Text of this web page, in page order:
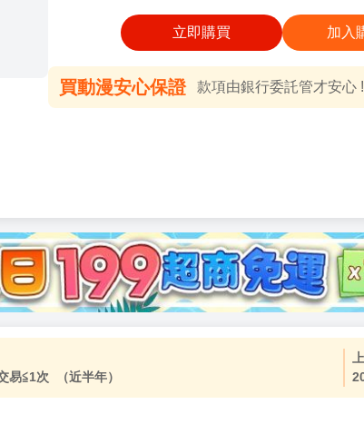
立即購買 加入
買動漫安心保證 款項由銀行委託管才安心
≦1次 （近半年）